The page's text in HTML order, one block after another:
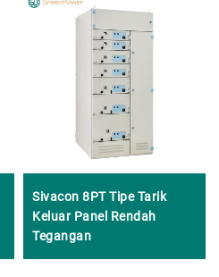
Sivacon 8PT Tipe Tarik
Keluar Panel Rendah
Tegangan